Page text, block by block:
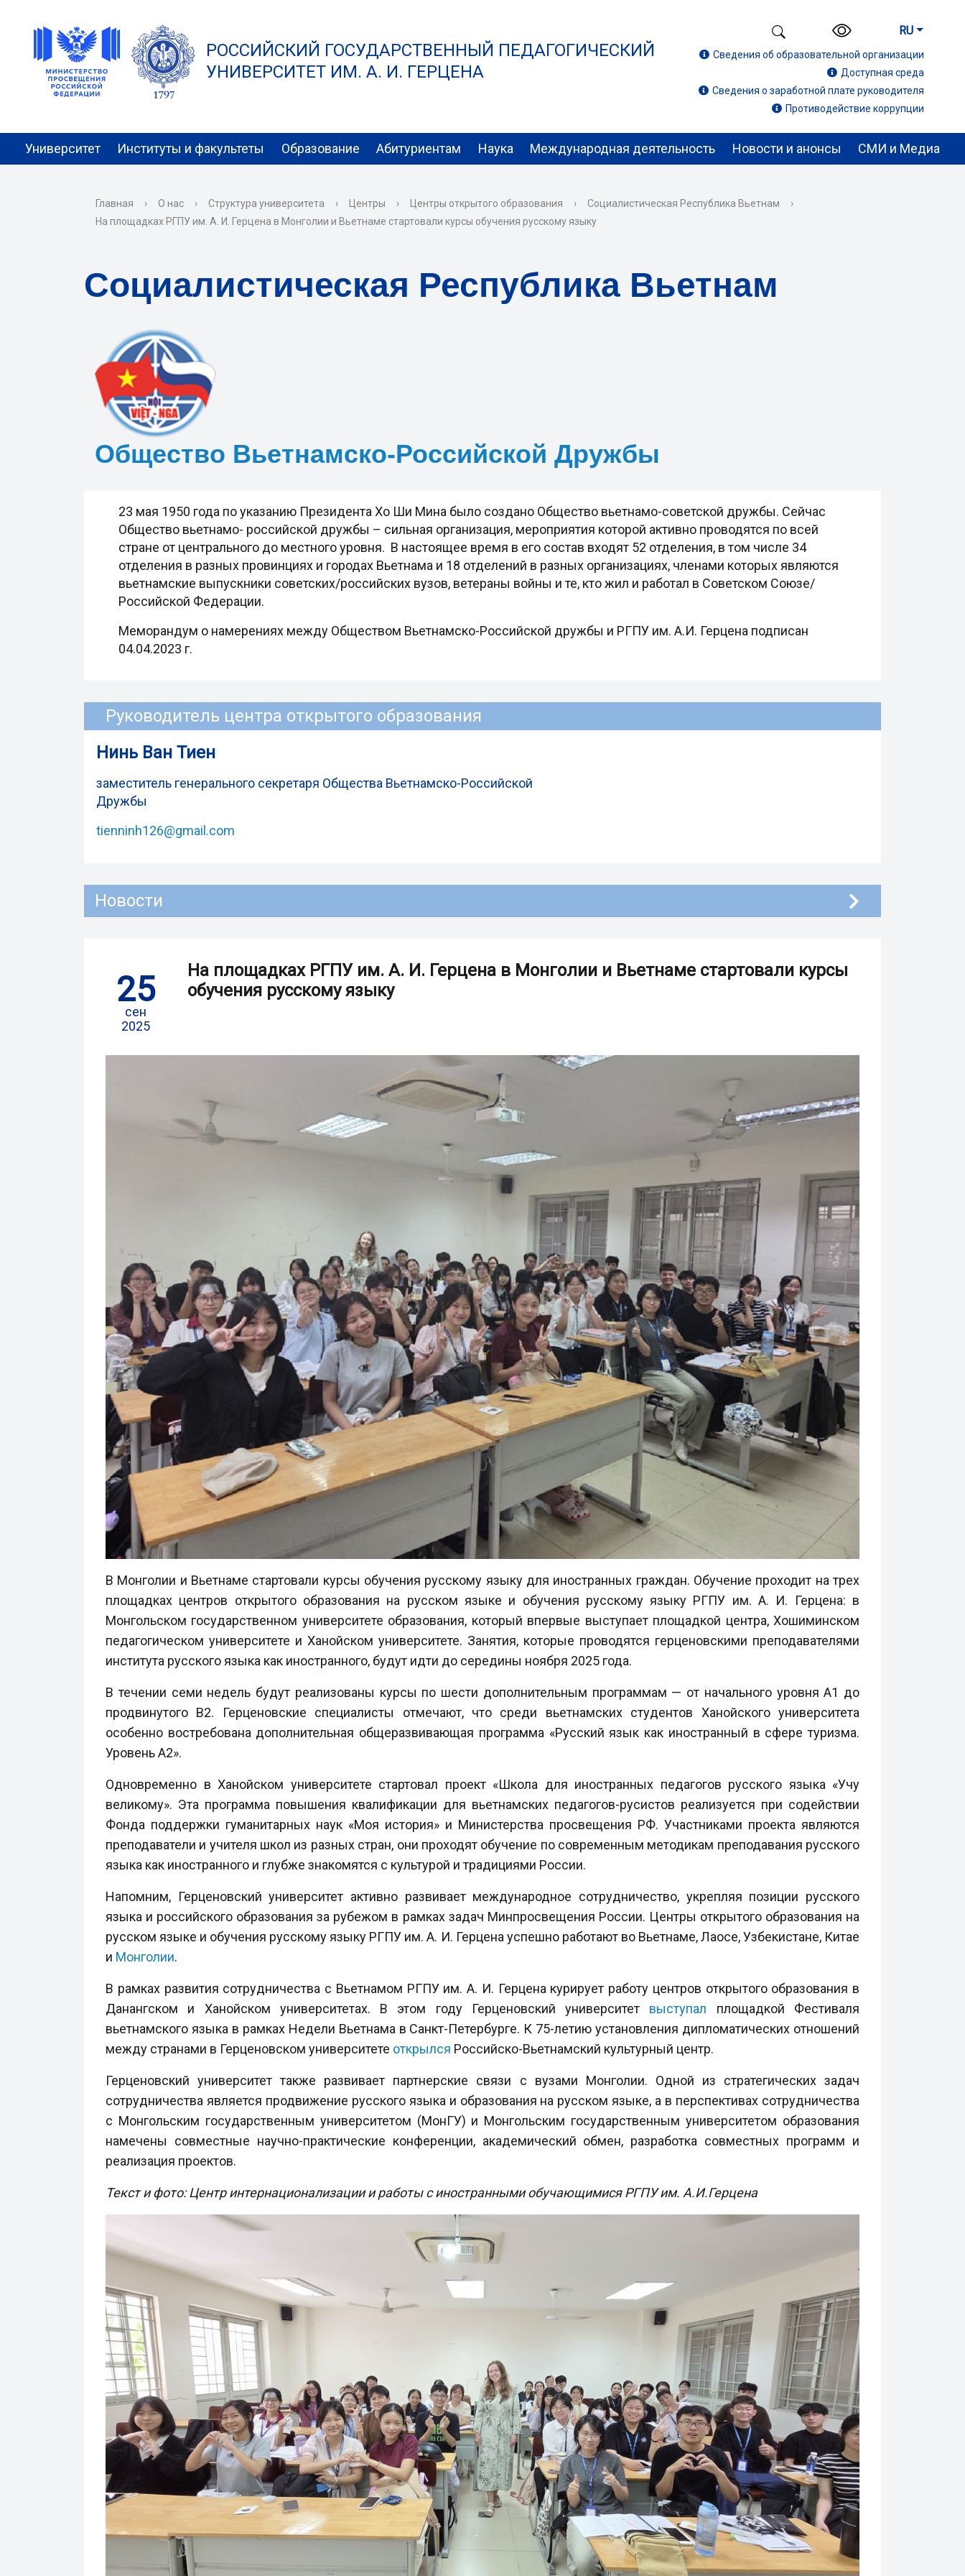
РОССИЙСКИЙ ГОСУДАРСТВЕННЫЙ ПЕДАГОГИЧЕСКИЙ
УНИВЕРСИТЕТ ИМ. А. И. ГЕРЦЕНА
RU
Сведения об образовательной организации
Доступная среда
Сведения о заработной плате руководителя
Противодействие коррупции
Университет Институты и факультеты Образование Абитуриентам Наука Международная деятельность Новости и анонсы СМИ и Медиа
Главная › О нас › Структура университета › Центры › Центры открытого образования › Социалистическая Республика Вьетнам
›
На площадках РГПУ им. А. И. Герцена в Монголии и Вьетнаме стартовали курсы обучения русскому языку
Социалистическая Республика Вьетнам
Общество Вьетнамско-Российской Дружбы
23 мая 1950 года по указанию Президента Хо Ши Мина было создано Общество вьетнамо-советской дружбы. Сейчас
Общество вьетнамо- российской дружбы – сильная организация, мероприятия которой активно проводятся по всей
стране от центрального до местного уровня. В настоящее время в его состав входят 52 отделения, в том числе 34
отделения в разных провинциях и городах Вьетнама и 18 отделений в разных организациях, членами которых являются
вьетнамские выпускники советских/российских вузов, ветераны войны и те, кто жил и работал в Советском Союзе/
Российской Федерации.
Меморандум о намерениях между Обществом Вьетнамско-Российской дружбы и РГПУ им. А.И. Герцена подписан
04.04.2023 г.
Руководитель центра открытого образования
Нинь Ван Тиен
заместитель генерального секретаря Общества Вьетнамско-Российской
Дружбы
tienninh126@gmail.com
Новости
25
сен
2025
На площадках РГПУ им. А. И. Герцена в Монголии и Вьетнаме стартовали курсы
обучения русскому языку
В Монголии и Вьетнаме стартовали курсы обучения русскому языку для иностранных граждан. Обучение проходит на трех
площадках центров открытого образования на русском языке и обучения русскому языку РГПУ им. А. И. Герцена: в
Монгольском государственном университете образования, который впервые выступает площадкой центра, Хошиминском
педагогическом университете и Ханойском университете. Занятия, которые проводятся герценовскими преподавателями
института русского языка как иностранного, будут идти до середины ноября 2025 года.
В течении семи недель будут реализованы курсы по шести дополнительным программам — от начального уровня А1 до
продвинутого B2. Герценовские специалисты отмечают, что среди вьетнамских студентов Ханойского университета
особенно востребована дополнительная общеразвивающая программа «Русский язык как иностранный в сфере туризма.
Уровень А2».
Одновременно в Ханойском университете стартовал проект «Школа для иностранных педагогов русского языка «Учу
великому». Эта программа повышения квалификации для вьетнамских педагогов-русистов реализуется при содействии
Фонда поддержки гуманитарных наук «Моя история» и Министерства просвещения РФ. Участниками проекта являются
преподаватели и учителя школ из разных стран, они проходят обучение по современным методикам преподавания русского
языка как иностранного и глубже знакомятся с культурой и традициями России.
Напомним, Герценовский университет активно развивает международное сотрудничество, укрепляя позиции русского
языка и российского образования за рубежом в рамках задач Минпросвещения России. Центры открытого образования на
русском языке и обучения русскому языку РГПУ им. А. И. Герцена успешно работают во Вьетнаме, Лаосе, Узбекистане, Китае
и Монголии.
В рамках развития сотрудничества с Вьетнамом РГПУ им. А. И. Герцена курирует работу центров открытого образования в
Данангском и Ханойском университетах. В этом году Герценовский университет выступал площадкой Фестиваля
вьетнамского языка в рамках Недели Вьетнама в Санкт-Петербурге. К 75-летию установления дипломатических отношений
между странами в Герценовском университете открылся Российско-Вьетнамский культурный центр.
Герценовский университет также развивает партнерские связи с вузами Монголии. Одной из стратегических задач
сотрудничества является продвижение русского языка и образования на русском языке, а в перспективах сотрудничества
с Монгольским государственным университетом (МонГУ) и Монгольским государственным университетом образования
намечены совместные научно-практические конференции, академический обмен, разработка совместных программ и
реализация проектов.
Текст и фото: Центр интернационализации и работы с иностранными обучающимися РГПУ им. А.И.Герцена